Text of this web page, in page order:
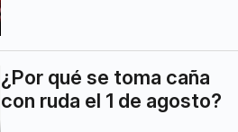
¿Por qué se toma caña
con ruda el 1 de agosto?